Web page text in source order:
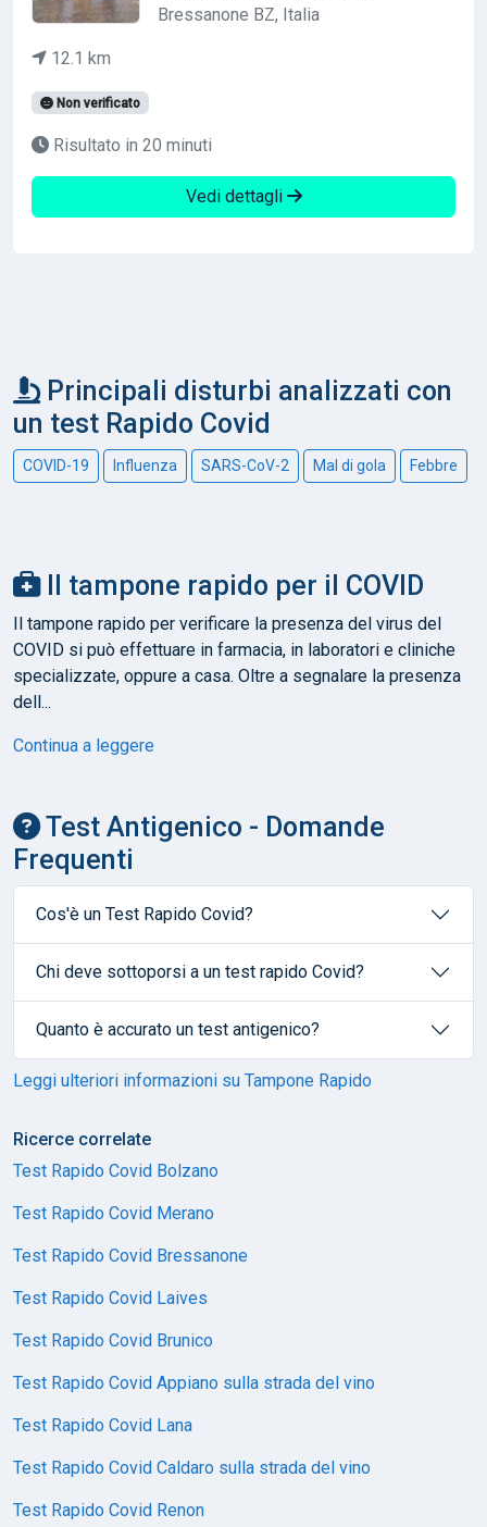
Bressanone BZ, Italia
12.1 km
Non verificato
Risultato in 20 minuti
Vedi dettagli
Principali disturbi analizzati con
un test Rapido Covid
COVID-19 Influenza SARS-CoV-2 Mal di gola Febbre
Il tampone rapido per il COVID
Il tampone rapido per verificare la presenza del virus del
COVID si può effettuare in farmacia, in laboratori e cliniche
specializzate, oppure a casa. Oltre a segnalare la presenza
dell...
Continua a leggere
Test Antigenico - Domande
Frequenti
Cos'è un Test Rapido Covid?
Chi deve sottoporsi a un test rapido Covid?
Quanto è accurato un test antigenico?
Leggi ulteriori informazioni su Tampone Rapido
Ricerce correlate
Test Rapido Covid Bolzano
Test Rapido Covid Merano
Test Rapido Covid Bressanone
Test Rapido Covid Laives
Test Rapido Covid Brunico
Test Rapido Covid Appiano sulla strada del vino
Test Rapido Covid Lana
Test Rapido Covid Caldaro sulla strada del vino
Test Rapido Covid Renon